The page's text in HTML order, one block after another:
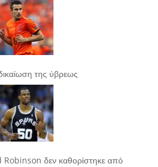
της ύβρεως
Robinson δεν καθορίστηκε από